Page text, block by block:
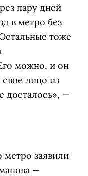
пару дней
в метро без
тоже
можно, и он
свое лицо из
досталось», —
метро заявили
—